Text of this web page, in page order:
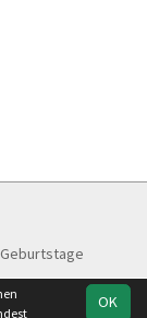
Geburtstage
OK